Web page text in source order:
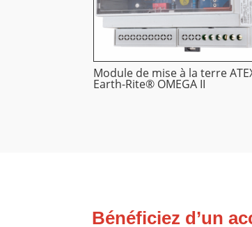
Module de mise à la terre
Earth-Rite® OMEGA II
Bénéficiez d’un